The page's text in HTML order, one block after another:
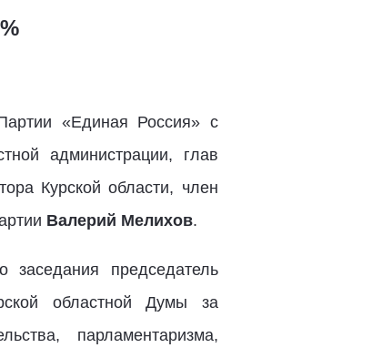
«Единая Россия» с
администрации, глав
Курской области, член
Валерий Мелихов.
заседания председатель
областной Думы за
парламентаризма,